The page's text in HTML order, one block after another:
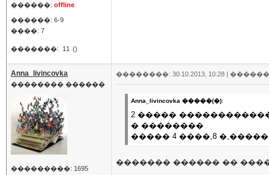
������: offline
������: 6-9
����: 7
�������: 11 ()
Anna_livincovka
�������� ������
���������: 1695
��������: 30.10.2013, 10:28 |
Anna_livincovka �����(�):
2 �����
� ��������
����� 4 ����,8
������� ������ ��